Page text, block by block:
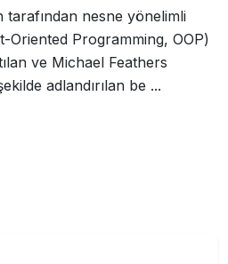
tarafından nesne yönelimli
Oriented Programming, OOP)
ve Michael Feathers
adlandırılan be ...